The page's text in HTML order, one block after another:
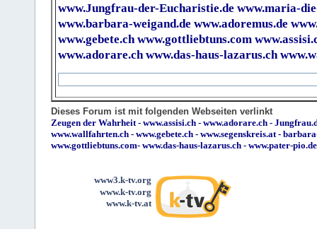
www.Jungfrau-der-Eucharistie.de www.maria-
www.barbara-weigand.de www.adoremus.de
www.gebete.ch www.gottliebtuns.com
www.adorare.ch www.das-haus-lazarus.ch
Dieses Forum ist mit folgenden Webseiten verlinkt
Zeugen der Wahrheit- www.assisi.ch - www.adorare.ch -
www.wallfahrten.ch - www.gebete.ch - www.segenskreis.at-
www.gottliebtuns.com- www.das-haus-lazarus.ch - www.pater-pio.de
www3.k-tv.org
www.k-tv.org
www.k-tv.at